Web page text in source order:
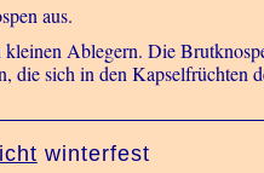
aus.
Ablegern. Die
die sich in den Kapselfrüchten
winterfest